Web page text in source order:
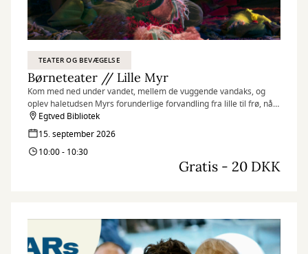
TEATER OG BEVÆGELSE
Børneteater // Lille Myr
Kom med ned under vandet, mellem de vuggende vandaks, og
oplev haletudsen Myrs forunderlige forvandling fra lille til frø, når
Teatret st. tv besøger Egtved Bibliotek med en sanselig forestilling
for de små.
Egtved Bibliotek
15. september 2026
10:00 - 10:30
Gratis - 20 DKK